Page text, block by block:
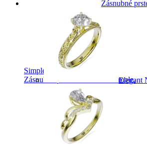
Simple Collection
Zásnubné prstne z kolekcie Simple.
Zásnubné
Elegant